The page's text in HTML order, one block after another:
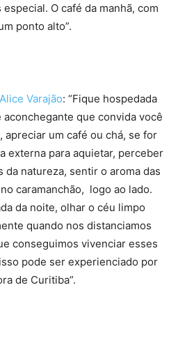
O café da manhã, com
ponto alto”.
Varajão: “Fique hospedada
aconchegante que convida você
apreciar um café ou chá, se for
externa para aquietar, perceber
da natureza, sentir o aroma das
caramanchão, logo ao lado.
da noite, olhar o céu limpo
quando nos distanciamos
conseguimos vivenciar esses
pode ser experienciado por
de Curitiba”.